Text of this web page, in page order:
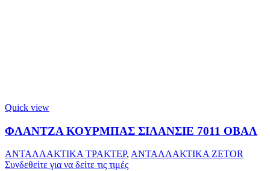
Quick view
ΦΛΑΝΤΖΑ ΚΟΥΡΜΠΑΣ ΣΙΛΑΝΣΙΕ 7011 ΟΒΑΛ
ΑΝΤΑΛΛΑΚΤΙΚΑ ΤΡΑΚΤΕΡ, ΑΝΤΑΛΛΑΚΤΙΚΑ ZETOR
Συνδεθείτε για να δείτε τις τιμές